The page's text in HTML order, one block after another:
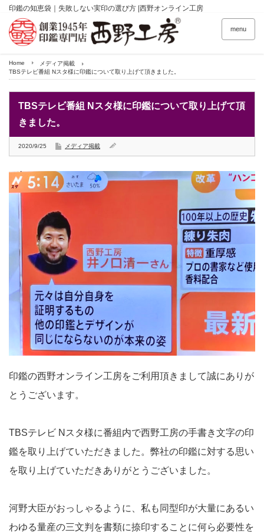
印鑑の知恵袋｜失敗しない実印の選び方 |西野オンライン工房
menu
Home
メディア掲載
TBSテレビ番組 Nスタ様に印鑑について取り上げて頂きました。
TBSテレビ番組 Nスタ様に印鑑について取り上げて頂
きました。
2020/9/25 メディア掲載
印鑑の西野オンライン工房をご利用頂きまして誠にありが
とうございます。
TBSテレビ Nスタ様に番組内で西野工房の手書き文字の印
鑑を取り上げていただきました。弊社の印鑑に対する思い
を取り上げていただきありがとうございました。
河野大臣がおっしゃるように、私も同型印が大量にあるい
わゆる量産の三文判を書類に捺印することに何ら必要性を